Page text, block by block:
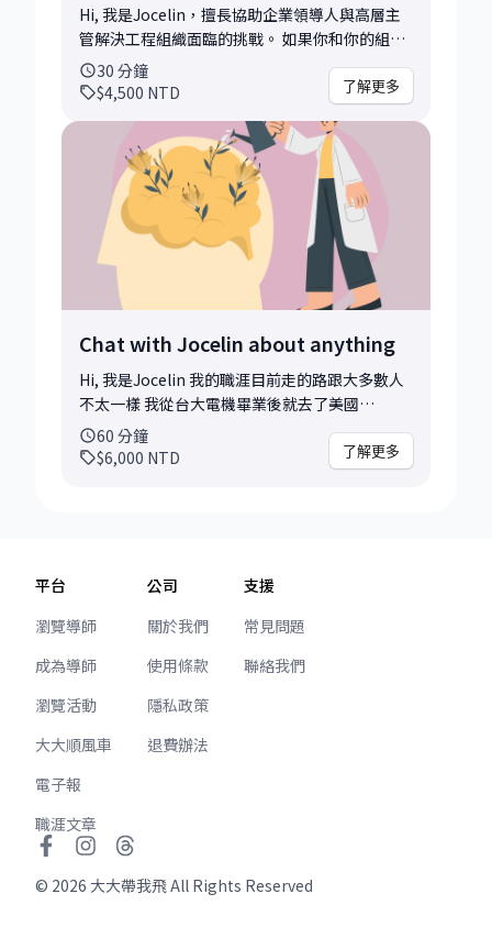
Meta / Instagram: 5+ years tech lead
experience (2015-2020) - 在Meta大公司的人生
是怎麼樣的？ - IC role跟Tech lead有什麼不一
樣？要怎麼做才是最佳生存之道？ - 金手銬這麼
好，為什麼會決定離開？ - 如果再來一次你會做
一樣的選擇嗎？ 2. Cooby: 4+ years CTO &
cofounder experience (2020-2024) - 創業是人
生該做的選項嗎？為什麼會要離開優渥的大公司
選擇開始創業的？ - 我在抉擇要不要創業的交叉
路口，該怎麼做決定？ - 為什麼會選擇在台灣創
業？在台灣創業的優勢是什麼？在台灣要怎麼開
始創業？ - 創業這四年學到最深刻的教訓是什
麼？ - 為什麽會在最後決定離開自己創業的公
次你會做一樣的選擇嗎？ 3. PicCollage:
Engineering Manager leading innovation
sector (2024- ) - AI時代下什麼樣的產品是有競爭
力的？ - 要如何幫助團隊善用AI，加速流程也增
加競爭力？ - AI時代下的團隊應該要怎麼做才不
會被淘汰？ - 如何跟上日新月異的新科技？
Hi, 我是Jocelin，擅長協助企業領導人與高層主
管解決工程組織面臨的挑戰。 如果你和你的組織
正在面對這些情況： • 正在思考現有工程組織是
否適合未來的成長方向 • 團隊效能似乎碰到瓶
分工出現模糊，影響執行與溝通 • 想重新盤點技
術主管定位與領導層發展路徑 • 希望透過重整工
程組織而加速 歡迎你來預約諮詢試談聊聊。 🎯 這
30 分鐘我們會做什麼？ 我會透過具體提問與聚焦
引導，快速掌握你的團隊現況、近期變動、主要
挑戰與組織設計關鍵點。 這不是單純的 Q&A，而
是一場真正的對話。我會以策略顧問的視角，協
助你拆解結構問題、辨識根本瓶頸，並初步提出
把問題帶來這裡？ 我曾在 Meta 擔任跨國技術團
隊的協作橋樑，也曾作為新創 CTO & co-
founder 從零建立工程文化與人才架構。 我曾協
助不同規模與階段的公司，處理從團隊擴編、主
管成長卡關、到內部重組的組織性挑戰，並持續
獲得領導層的高度信任。 過往的回饋中，常提到
分準備，以確保討論聚焦且有價值： • 背景理解
與文件審閱：閱讀你提供的公司簡介、團隊規模
題，事先規劃 2–3 個探究角度，幫助快速對焦 •
人員、流程或領導等面向，提升討論效率 若能提
供以下簡單資料，將更有助於我在會前精準聚
述（例如：角色重疊、效能下滑） • 組織擴編／
轉型的動機背景 📌 我在管理與顧問角色中，最常
協助處理的組織問題包括： • 工程團隊職責與溝
通出現模糊 • 成員潛力未被發揮，領導層卡在瓶
頸 • 組織擴張後，沒有跟上對應的人才策略與能
30 分鐘
$4,500 NTD 了解更多
Chat with Jocelin about anything
Hi, 我是Jocelin 我的職涯目前走的路跟大多數人
不太一樣 我從台大電機畢業後就去了美國
Stanford念master 順利進入Meta工作五年後，
毅然決然決定辭職搬回台灣創業 接著創立Cooby
四年，擔任CTO & cofounder 經歷人生最辛苦的
淬鍊出很多自己的心法 我不後悔我做的任何決
定，也很希望能用自己的經驗和思考框架幫助到
正在迷惘的你堅定信心 Read my article to
https://medium.com/@jocelin/10-years-of-
career-lessons-60af2c9f2c28 以下是我職涯經
歷，以及一些你可以跟我討論的問題舉例： 1.
Meta / Instagram: 5+ years tech lead
是怎麼樣的？ - IC role跟Tech lead有什麼不一
樣？要怎麼做才是最佳生存之道？ - 金手銬這麼
好，為什麼會決定離開？ - 如果再來一次你會做
一樣的選擇嗎？ 2. Cooby: 4+ years CTO &
cofounder experience (2020-2024) - 創業是人
60 分鐘
$6,000 NTD 了解更多
平台
瀏覽導師
成為導師
瀏覽活動
大大順風車
電子報
職涯文章
公司
關於我們
使用條款
隱私政策
退費辦法
支援
常見問題
聯絡我們
© 2026 大大帶我飛 All Rights Reserved